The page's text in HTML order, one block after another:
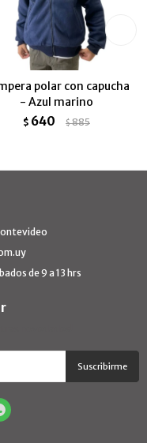
polar con capucha
- Azul marino
$ 640 $885
de 9 a 13 hrs
Suscribirme